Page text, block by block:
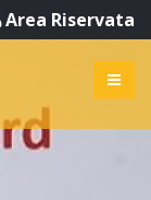
Area Riservata